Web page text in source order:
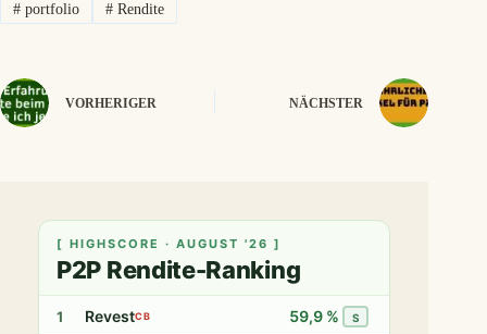
#portfolio #Rendite
VORHERIGER NÄCHSTER
[ HIGHSCORE · AUGUST '26 ]
P2P Rendite-Ranking
1 RevestCB 59,9 % S